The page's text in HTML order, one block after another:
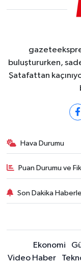
buluştururken,
Şatafattan
Hava Durumu
Puan Durumu ve
Son Dakika
Ekonomi
Video Haber